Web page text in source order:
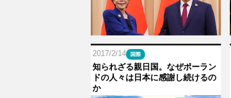
2017/2/14 国際
知られざる親日国。なぜポーラン
ドの人々は日本に感謝し続けるの
か